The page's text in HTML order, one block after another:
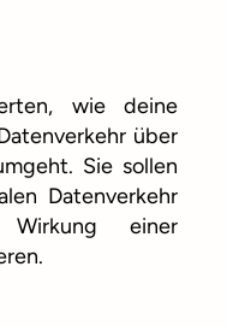
wie deine
über
Sie sollen
Datenverkehr
einer